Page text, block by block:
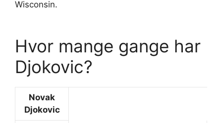
Wisconsin.
Hvor mange gange har
Djokovic?
Novak
Djokovic